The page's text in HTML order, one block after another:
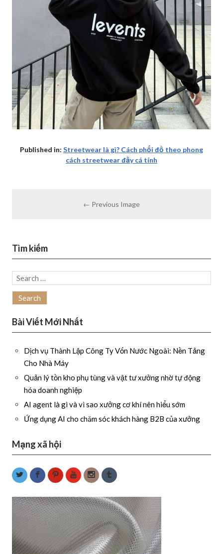
Published in: Streetwear là gì? Cách phối đồ theo phong
cách streetwear đầy cá tính
← Previous Image
Tìm kiếm
Search
for:
Bài Viết Mới Nhất
Dịch vụ Thành Lập Công Ty Vốn Nước Ngoài: Nền Tảng
Cho Nhà Máy
Quản lý tồn kho phụ tùng và vật tư xưởng nhờ tự động
hóa doanh nghiệp
AI agent là gì và vì sao xưởng cơ khí nên hiểu sớm
Ứng dụng AI cho chăm sóc khách hàng B2B của xưởng
Mạng xã hội